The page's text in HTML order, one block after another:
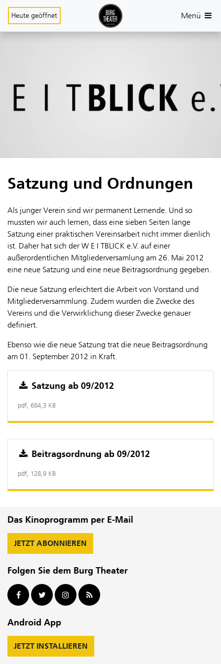
Heute geöffnet Menü
Satzung und Ordnungen
Als junger Verein sind wir permanent Lernende. Und so
mussten wir auch lernen, dass eine sieben Seiten lange
Satzung einer praktischen Vereinsarbeit nicht immer dienlich
ist. Daher hat sich der W E I TBLICK e.V. auf einer
außerordentlichen Mitgliederversamlung am 26. Mai 2012
eine neue Satzung und eine neue Beitragsordnung gegeben.
Die neue Satzung erleichtert die Arbeit von Vorstand und
Mitgliederversammlung. Zudem wurden die Zwecke des
Vereins und die Verwirklichung dieser Zwecke genauer
definiert.
Ebenso wie die neue Satzung trat die neue Beitragsordnung
am 01. September 2012 in Kraft.
Satzung ab 09/2012
pdf, 684,3 KB
Beitragsordnung ab 09/2012
pdf, 128,9 KB
Das Kinoprogramm per E-Mail
JETZT ABONNIEREN
Folgen Sie dem Burg Theater
Android App
JETZT INSTALLIEREN